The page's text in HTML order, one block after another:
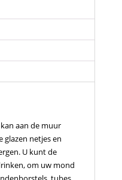
aan de muur
glazen netjes en
U kunt de
om uw mond